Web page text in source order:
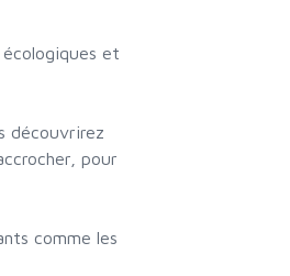
et
découvrirez
pour
comme les